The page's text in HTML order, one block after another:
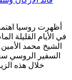
أظهرت روسيا
في الأيام القليلة
السفير الروسي
خلال هذه